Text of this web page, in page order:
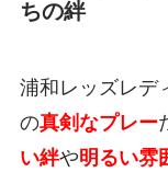
ちの絆
浦和レッズレデ
の真剣なプレー
い絆や明るい雰